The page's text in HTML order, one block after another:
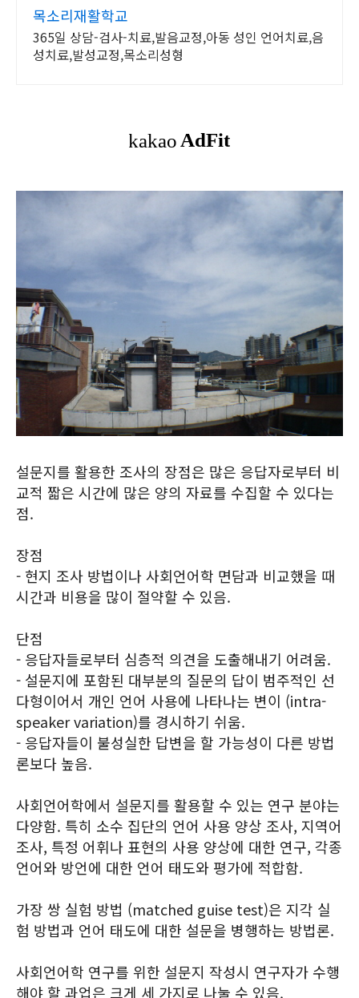
목소리재활학교
365일 상담-검사-치료,발음교정,아동 성인 언어치료,음
성치료,발성교정,목소리성형
설문지를 활용한 조사의 장점은 많은 응답자로부터 비
교적 짧은 시간에 많은 양의 자료를 수집할 수 있다는
점.
장점
- 현지 조사 방법이나 사회언어학 면담과 비교했을 때
시간과 비용을 많이 절약할 수 있음.
단점
- 응답자들로부터 심층적 의견을 도출해내기 어려움.
- 설문지에 포함된 대부분의 질문의 답이 범주적인 선
다형이어서 개인 언어 사용에 나타나는 변이 (intra-
speaker variation)를 경시하기 쉬움.
- 응답자들이 불성실한 답변을 할 가능성이 다른 방법
론보다 높음.
사회언어학에서 설문지를 활용할 수 있는 연구 분야는
다양함. 특히 소수 집단의 언어 사용 양상 조사, 지역어
조사, 특정 어휘나 표현의 사용 양상에 대한 연구, 각종
언어와 방언에 대한 언어 태도와 평가에 적합함.
가장 쌍 실험 방법 (matched guise test)은 지각 실
험 방법과 언어 태도에 대한 설문을 병행하는 방법론.
사회언어학 연구를 위한 설문지 작성시 연구자가 수행
해야 할 과업은 크게 세 가지로 나눌 수 있음.